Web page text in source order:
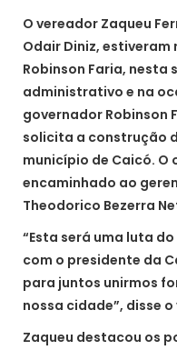
O vereador Zaqueu
Odair Diniz,
Robinson Faria,
administrativo e na
governador Robinson
solicita a construção
município de Caicó.
encaminhado ao
Theodorico Bezerra
“Esta será uma luta
com o presidente da
para juntos unirmos
nossa cidade”, disse
Zaqueu destacou os